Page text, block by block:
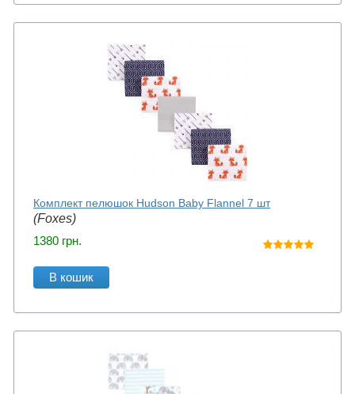
Комплект пелюшок Hudson Baby Flannel 7 шт
(Foxes)
1380 грн.
В кошик